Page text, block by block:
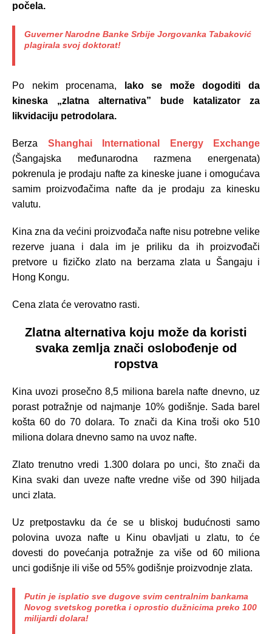
počela.
Guverner Narodne Banke Srbije Jorgovanka Tabaković
plagirala svoj doktorat!
Po nekim procenama,
lako se može dogoditi da
kineska „zlatna alternativa” bude katalizator za
likvidaciju petrodolara.
Berza Shanghai International Energy Exchange
(Šangajska međunarodna razmena energenata)
pokrenula je prodaju nafte za kineske juane i omogućava
samim proizvođačima nafte da je prodaju za kinesku
valutu.
Kina zna da većini proizvođača nafte nisu potrebne velike
rezerve juana i dala im je priliku da ih proizvođači
pretvore u fizičko zlato na berzama zlata u Šangaju i
Hong Kongu.
Cena zlata će verovatno rasti.
Zlatna alternativa koju može da koristi
svaka zemlja znači oslobođenje od
ropstva
Kina uvozi prosečno 8,5 miliona barela nafte dnevno, uz
porast potražnje od najmanje 10% godišnje. Sada barel
košta 60 do 70 dolara. To znači da Kina troši oko 510
miliona dolara dnevno samo na uvoz nafte.
Zlato trenutno vredi 1.300 dolara po unci, što znači da
Kina svaki dan uveze nafte vredne više od 390 hiljada
unci zlata.
Uz pretpostavku da će se u bliskoj budućnosti samo
polovina uvoza nafte u Kinu obavljati u zlatu, to će
dovesti do povećanja potražnje za više od 60 miliona
unci godišnje ili više od 55% godišnje proizvodnje zlata.
Putin je isplatio sve dugove svim centralnim bankama
Novog svetskog poretka i oprostio dužnicima preko 100
milijardi dolara!